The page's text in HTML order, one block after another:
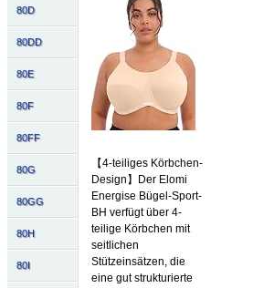
80D
80DD
80E
80F
80FF
80G
80GG
80H
80I
【4-teiliges Körbchen-
Design】Der Elomi
Energise Bügel-Sport-
BH verfügt über 4-
teilige Körbchen mit
seitlichen
Stützeinsätzen, die
eine gut strukturierte